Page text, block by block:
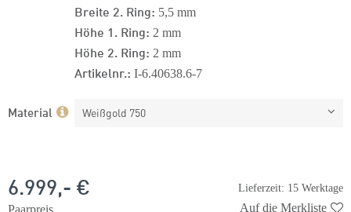
Breite 2. Ring: 5,5 mm
Höhe 1. Ring: 2 mm
Höhe 2. Ring: 2 mm
Artikelnr.: I-6.40638.6-7
Material Weißgold 750
Lieferzeit: 15 Werktage
6.999,- €
Paarpreis
Auf die Merkliste